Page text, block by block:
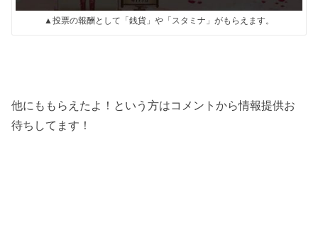
▲投票の報酬として「銭貨」や「スタミナ」がもらえます。
他にももらえたよ！という方はコメントから情報提供お
待ちしてます！